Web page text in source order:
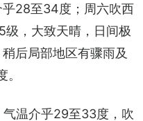
28至34度；周六吹西
，大致天晴，日间极
后局部地区有骤雨及
温介乎29至33度，吹